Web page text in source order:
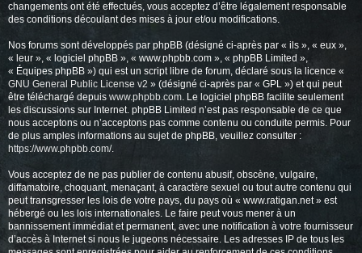
changements ont été effectués, vous acceptez d’être légalement responsable
des conditions découlant des mises à jour et/ou modifications.
Nos forums sont développés par phpBB (désigné ci-après par « ils », « eux »,
« leur », « logiciel phpBB », « www.phpbb.com », « phpBB Limited »,
« Équipes phpBB ») qui est un script libre de forum, déclaré sous la licence «
GNU General Public License v2 » (désigné ci-après par « GPL ») et qui peut
être téléchargé depuis www.phpbb.com. Le logiciel phpBB facilite seulement
les discussions sur Internet. phpBB Limited n’est pas responsable de ce que
nous acceptons ou n’acceptons pas comme contenu ou conduite permis. Pour
de plus amples informations au sujet de phpBB, veuillez consulter :
https://www.phpbb.com/.
Vous acceptez de ne pas publier de contenu abusif, obscène, vulgaire,
diffamatoire, choquant, menaçant, à caractère sexuel ou tout autre contenu qui
peut transgresser les lois de votre pays, du pays où « www.ratigan.net » est
hébergé ou les lois internationales. Le faire peut vous mener à un
bannissement immédiat et permanent, avec une notification à votre fournisseur
d’accès à Internet si nous le jugeons nécessaire. Les adresses IP de tous les